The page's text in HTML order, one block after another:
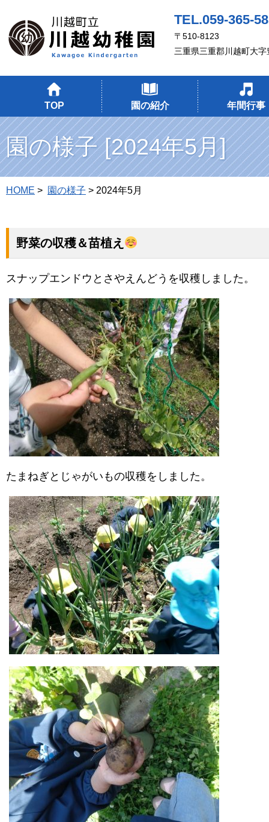
TEL.059-365-
〒510-8123
三重県三重郡川越町大
TOP 園の紹介 年間行事
園の様子 [2024年5月]
HOME > 園の様子 > 2024年5月
野菜の収穫＆苗植え
スナップエンドウとさやえんどうを収穫しました。
たまねぎとじゃがいもの収穫をしました。